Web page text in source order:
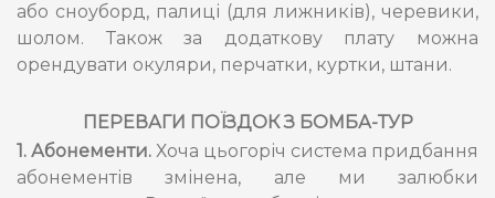
або сноуборд, палиці (для лижників), черевики,
шолом. Також за додаткову плату можна
орендувати окуляри, перчатки, куртки, штани.
ПЕРЕВАГИ ПОЇЗДОК З БОМБА-ТУР
1. Абонементи. Хоча цьогоріч система придбання
абонементів змінена, але ми залюбки